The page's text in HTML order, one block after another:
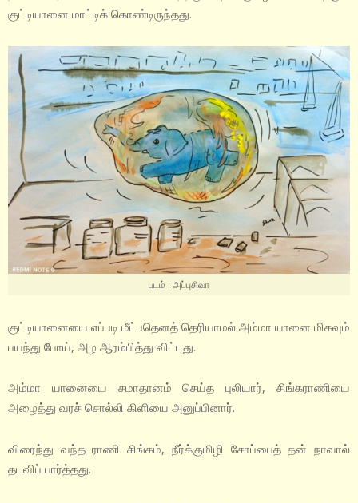
குட்டியானை மாட்டிக் கொண்டிருந்தது.
படம் : அப்புசிவா
குட்டியானையை எப்படி மீட்பதெனத் தெரியாமல் அம்மா யானை மிகவும்
பயந்து போய், அழ ஆரம்பித்து விட்டது.
அம்மா யானையை சமாதானம் செய்த புலியார், சிங்கராணியை
அழைத்து வரச் சொல்லி கிளியை அனுப்பினார்.
விரைந்து வந்த ராணி சிங்கம், நீர்க்குமிழி சோப்பைத் தன் நாவால்
தடவிப் பார்த்தது.